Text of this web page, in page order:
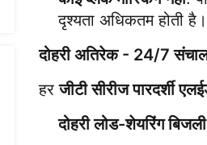
दृश्यता अधिकतम होती है।
दोहरी अतिरेक - 24/7
हर जीटी सीरीज पारदर्शी
दोहरी लोड-शेयरिंग